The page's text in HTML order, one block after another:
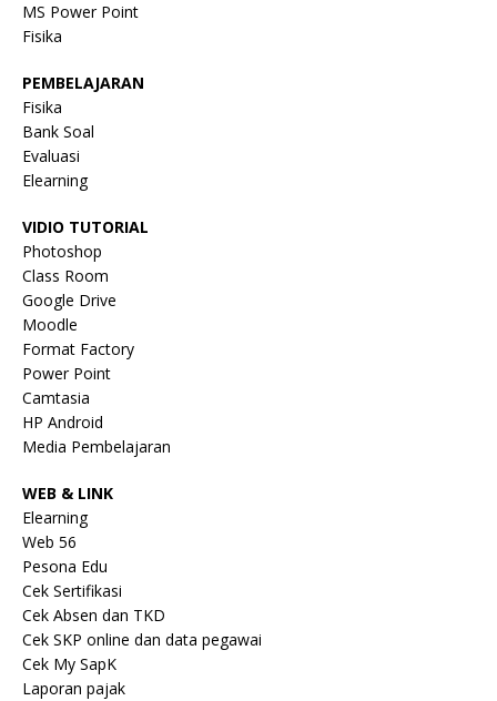
MS Power Point
Fisika
PEMBELAJARAN
Fisika
Bank Soal
Evaluasi
Elearning
VIDIO TUTORIAL
Photoshop
Class Room
Google Drive
Moodle
Format Factory
Power Point
Camtasia
HP Android
Media Pembelajaran
WEB & LINK
Elearning
Web 56
Pesona Edu
Cek Sertifikasi
Cek Absen dan TKD
Cek SKP online dan data pegawai
Cek My SapK
Laporan pajak